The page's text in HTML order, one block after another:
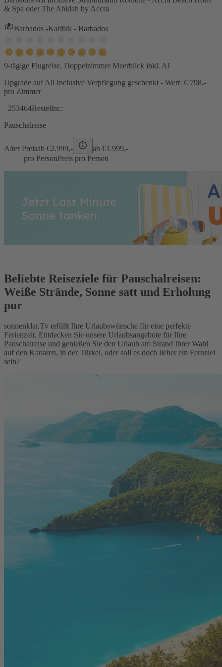
& Spa oder The Abidah by Accra
Barbados -Karibik - Barbados
9-tägige Flugreise, Doppelzimmer Meerblick inkl. AI
Upgrade auf All Inclusive Verpflegung geschenkt - Wert: € 798,-
pro Zimmer
253464Bestellnr.:
Pauschalreise
Alter Preisab €2.999,- ab €1.999,-
pro PersonPreis pro Person
Beliebte Reiseziele für Pauschalreisen:
Weiße Strände, Sonne satt und Erholung
pur
sonnenklar.Tv erfüllt Ihre Urlaubswünsche für eine perfekte
Ferienzeit. Entdecken Sie unsere Urlaubsangebote für Ihre
Pauschalreise und genießen Sie den Urlaub am Strand Ihrer Wahl
auf den Kanaren, in der Türkei, oder soll es doch lieber ein Fernziel
sein?